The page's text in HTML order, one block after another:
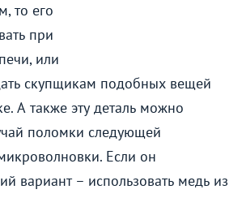
то его
при
или
скупщикам подобных вещей
А также эту деталь можно
поломки следующей
Если он
вариант – использовать медь из